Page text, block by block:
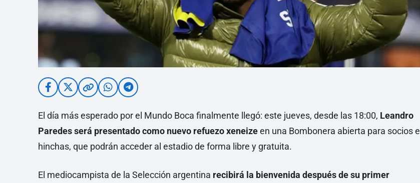
El día más esperado por el Mundo Boca finalmente llegó: este jueves, desde las 18:00, Leandro
Paredesserá presentado como nuevo refuezo xeneizeen una Bombonera abierta para socios e
hinchas, que podrán acceder al estadio de forma libre y gratuita.
El mediocampista de la Selección argentina recibirá la bienvenida después de su primer